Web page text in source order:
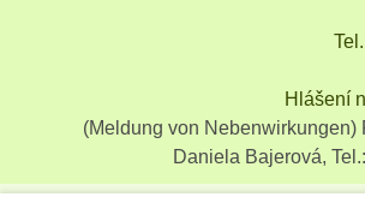
Hlášení
(Meldung von Nebenwirkungen)
Daniela Bajerová,